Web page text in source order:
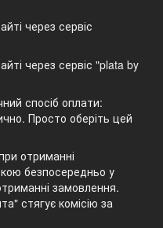
через сервіс
через сервіс "plata by
спосіб оплати:
Просто оберіть цей
отриманні
безпосередньо у
замовлення.
стягує комісію за